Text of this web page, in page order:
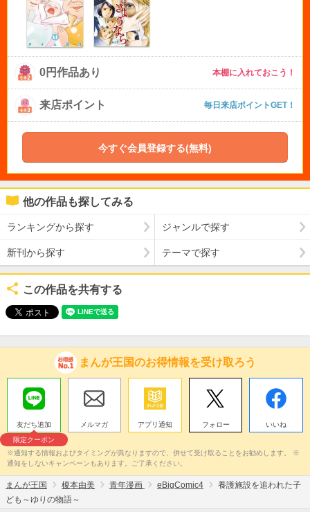
0円作品あり 本棚に入れておこう！
来店ポイント 毎日来店ポイントGET！
今すぐ会員登録する(無料)
他の作品も探してみる
ランキングから探す ジャンルで探す
新刊から探す テーマで探す
この作品を共有する
まんが王国のお得情報を受け取ろう
友だち追加
限定クーポン
メルマガ アプリ通知 フォロー いいね
※通知する情報およびタイミングが異なりますので、併せて受け取ることをお勧めします。 ※
通知をしないキャンペーンもあります。ご了承ください。
まんが王国 榎本由美 青年漫画 eBigComic4
養護施設を追われた子
ども～ゆりの物語～